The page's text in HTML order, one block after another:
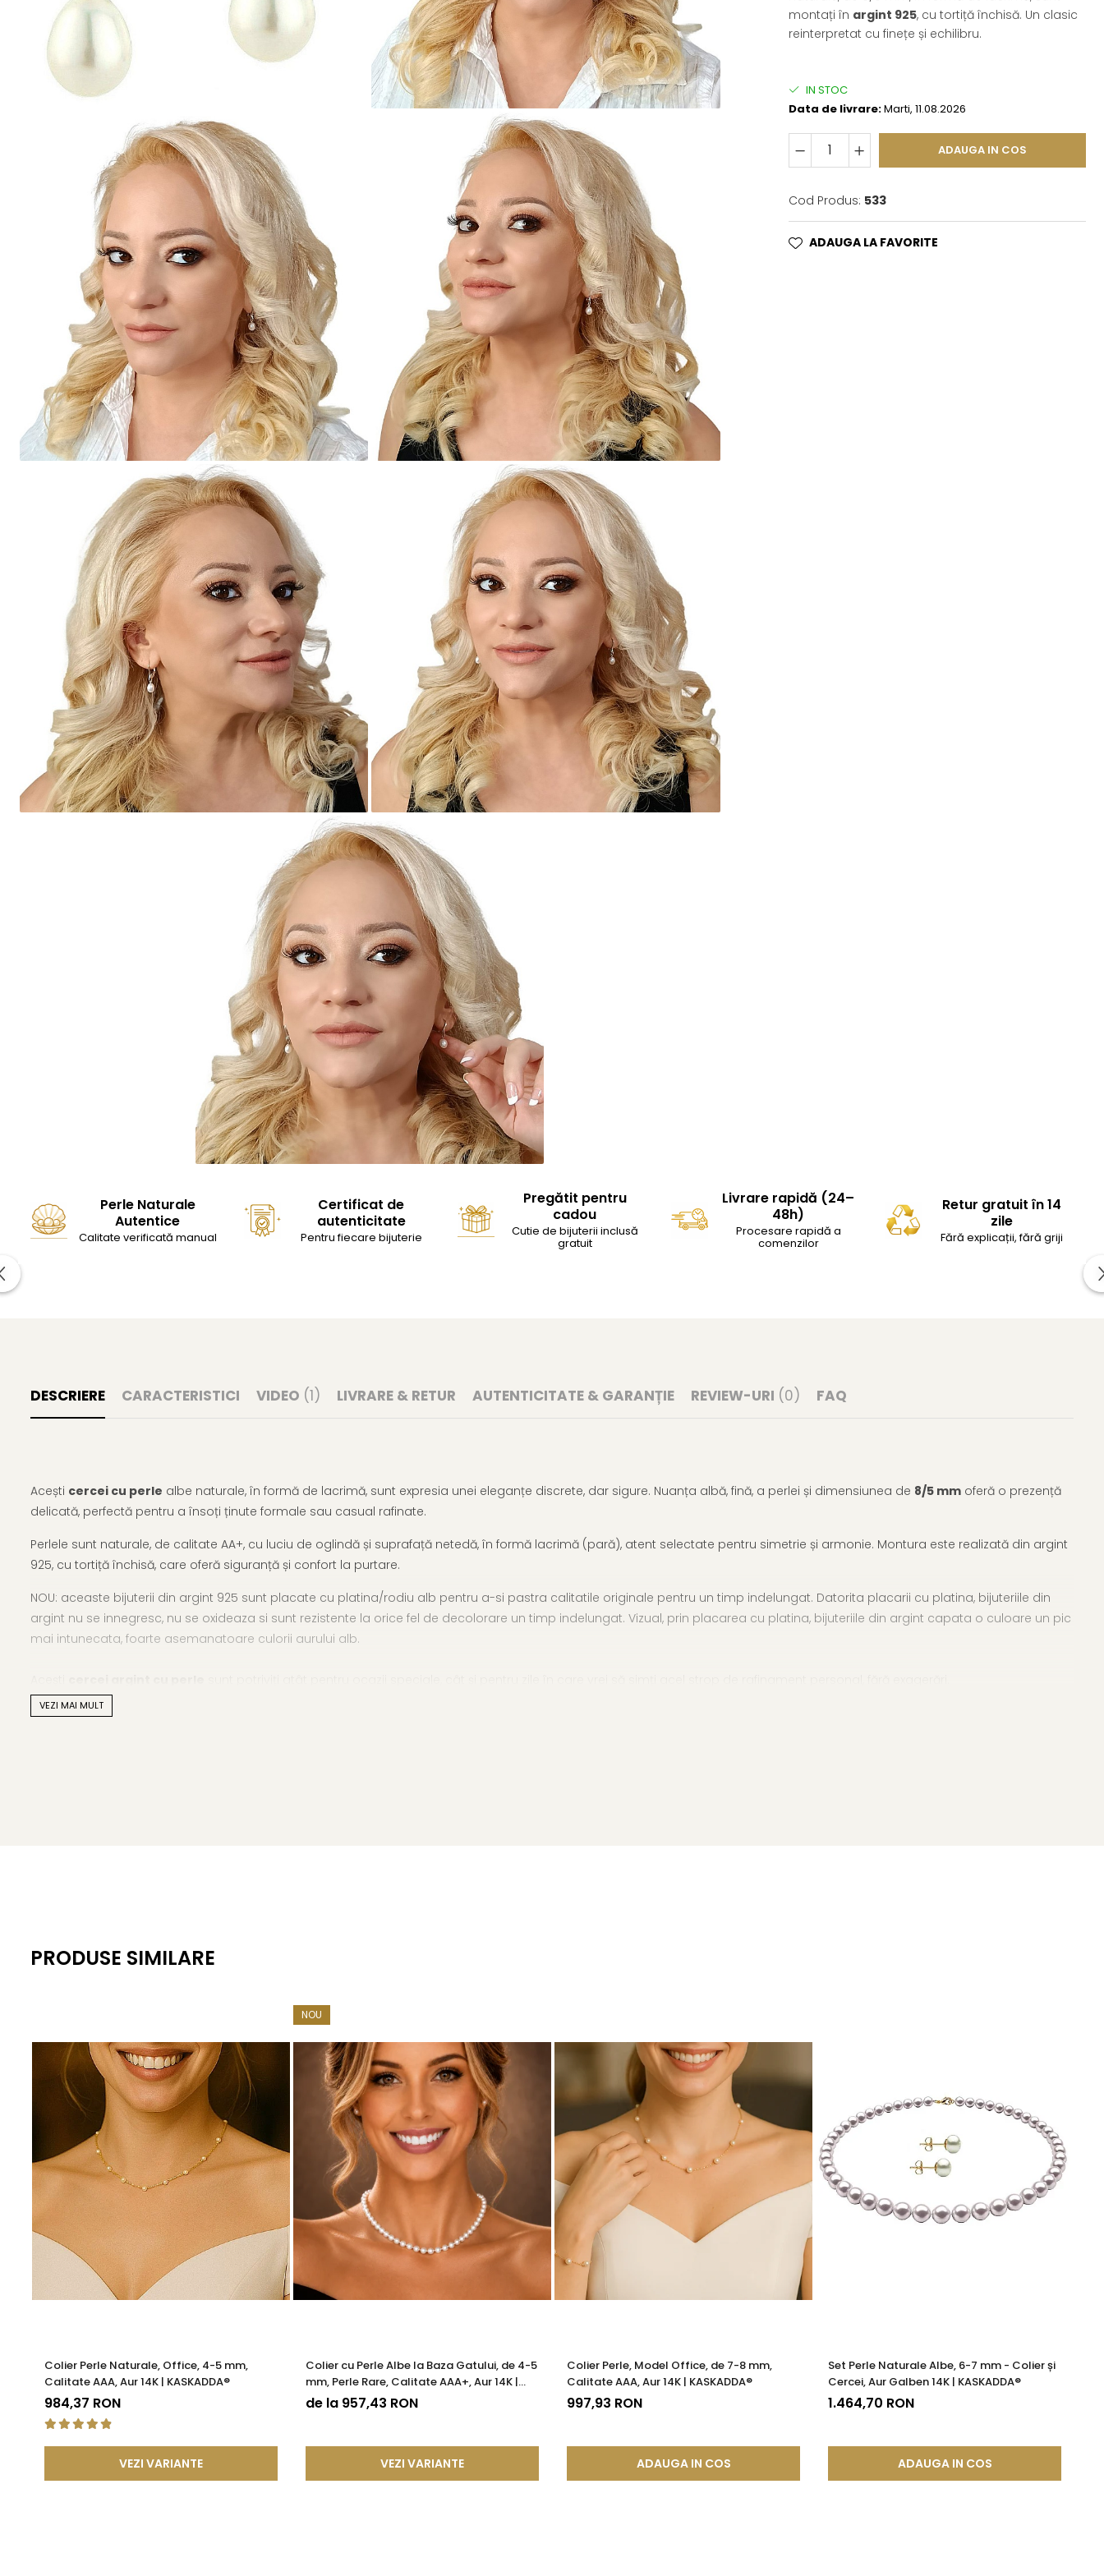
Seturi Perle cu Argint
Brățări cu Perle
Pandantive cu Perle
Brose cu Perle
montați în argint 925, cu tortiță închisă. Un clasic
reinterpretat cu finețe și echilibru.
IN STOC
Data de livrare:Marti, 11.08.2026
ADAUGA IN COS
Cod Produs: 533
ADAUGA LA FAVORITE
Perle Naturale
Autentice
Calitate verificată manual
Certificat de
autenticitate
Pentru fiecare bijuterie
Pregătit pentru
cadou
Cutie de bijuterii inclusă
gratuit
Livrare rapidă (24–
48h)
Procesare rapidă a
comenzilor
Retur gratuit în 14
zile
Fără explicații, fără griji
DESCRIERE CARACTERISTICI VIDEO (1) LIVRARE & RETUR AUTENTICITATE & GARANȚIE REVIEW-URI (0) FAQ
Acești cercei cu perle albe naturale, în formă de lacrimă, sunt expresia unei eleganțe discrete, dar sigure. Nuanța albă, fină, a perlei și dimensiunea de 8/5 mm oferă o prezență
delicată, perfectă pentru a însoți ținute formale sau casual rafinate.
Perlele sunt naturale, de calitate AA+, cu luciu de oglindă și suprafață netedă, în formă lacrimă (pară), atent selectate pentru simetrie și armonie. Montura este realizată din argint
925, cu tortiță închisă, care oferă siguranță și confort la purtare.
NOU: aceaste bijuterii din argint 925 sunt placate cu platina/rodiu alb pentru a-si pastra calitatile originale pentru un timp indelungat. Datorita placarii cu platina, bijuteriile din
argint nu se innegresc, nu se oxideaza si sunt rezistente la orice fel de decolorare un timp indelungat. Vizual, prin placarea cu platina, bijuteriile din argint capata o culoare un pic
mai intunecata, foarte asemanatoare culorii aurului alb.
Acest stil rafinat face parte din familia noastră de
Certificare: certificat de garanție și autenticitate KASKADDA
KASKADDAeste un brand european de bijuterii premium, cu marcă înregistrată în 27 de țări. Toate produsele sunt realizate din perle naturale selectate manual, montate în
metale prețioase certificate. Fiecare bijuterie cu perle este însoțită de un certificat de garanție și autenticitate care atestă proveniența naturală a perlelor.
cercei cu perlealbe în formă de lacrimă adaugă o notă de delicatețe și distincție în orice context – un detaliu care nu trece neobservat.
Acești cercei pot fi piesa care atrage toate privirile. Dar pentru un look desăvârșit, îți recomandămcolierele cu perleși brățările cu perle asortate din colecțiile noastre.
VEZI MAI MULT
PRODUSE SIMILARE
Colier Perle Naturale, Office, 4-5 mm,
Calitate AAA, Aur 14K | KASKADDA®
984,37 RON
VEZI VARIANTE
NOU
Colier cu Perle Albe la Baza Gatului, de 4-5
mm, Perle Rare, Calitate AAA+, Aur 14K |
KASKADDA®
de la 957,43 RON
VEZI VARIANTE
Colier Perle, Model Office, de 7-8 mm,
Calitate AAA, Aur 14K | KASKADDA®
997,93 RON
ADAUGA IN COS
Set Perle Naturale Albe, 6-7 mm - Colier și
Cercei, Aur Galben 14K | KASKADDA®
1.464,70 RON
ADAUGA IN COS